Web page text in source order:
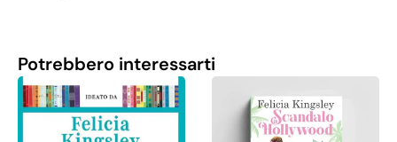
Potrebbero interessarti